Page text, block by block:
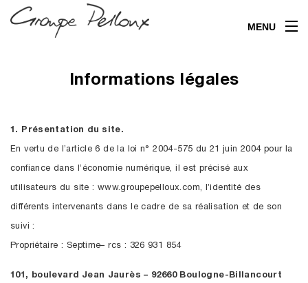
MENU
Informations légales
1. Présentation du site.
En vertu de l’article 6 de la loi n° 2004-575 du 21 juin 2004 pour la
confiance dans l’économie numérique, il est précisé aux
utilisateurs du site : www.groupepelloux.com, l’identité des
différents intervenants dans le cadre de sa réalisation et de son
suivi :
Propriétaire : Septime– rcs : 326 931 854
101, boulevard Jean Jaurès – 92660 Boulogne-Billancourt